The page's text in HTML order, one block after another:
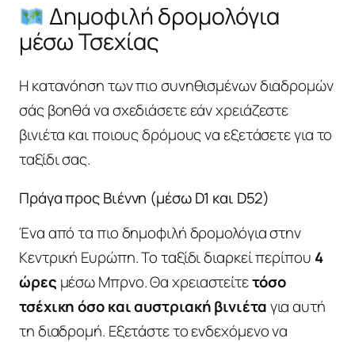
Δημοφιλή δρομολόγια
μέσω Τσεχίας
Η κατανόηση των πιο συνηθισμένων διαδρομών
σάς βοηθά να σχεδιάσετε εάν χρειάζεστε
βινιέτα και ποιους δρόμους να εξετάσετε για το
ταξίδι σας.
Πράγα προς Βιέννη (μέσω D1 και D52)
Ένα από τα πιο δημοφιλή δρομολόγια στην
Κεντρική Ευρώπη. Το ταξίδι διαρκεί περίπου 4
ώρες μέσω Μπρνο. Θα χρειαστείτετόσο
τσέχικη όσο και αυστριακή βινιέταγια αυτή
τη διαδρομή. Εξετάστε το ενδεχόμενο να